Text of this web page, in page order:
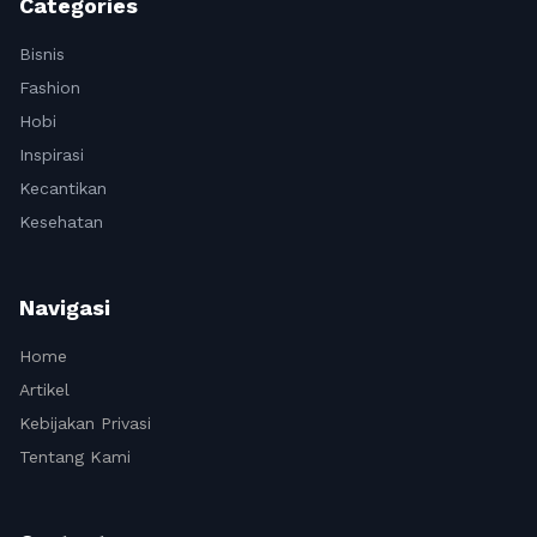
Categories
Bisnis
Fashion
Hobi
Inspirasi
Kecantikan
Kesehatan
Navigasi
Home
Artikel
Kebijakan Privasi
Tentang Kami